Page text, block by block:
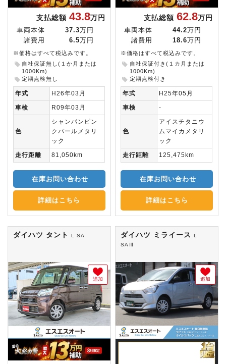
支払総額 43.8万円
車両本体 37.3 万円
諸費用
6.5 万円
※価格はすべて税込みです。
自社保証無し(１か月または
1000Km)
定期点検無し
年式
H26年03月
車検
R09年03月
色
シャンパンピン
クパールメタリ
ック
走行距離
81,050km
在庫お問い合わせ
詳細はこちら
支払総額 62.8万円
車両本体 44.2 万円
諸費用
18.6 万円
※価格はすべて税込みです。
自社保証付き(１カ月または
1000Km)
定期点検付き
年式
H25年05月
車検
-
色
アイスチタニウ
ムマイカメタリ
ック
走行距離
125,475km
在庫お問い合わせ
詳細はこちら
ダイハツ タント L SA
追加
ダイハツ ミライースL
SAⅢ
追加